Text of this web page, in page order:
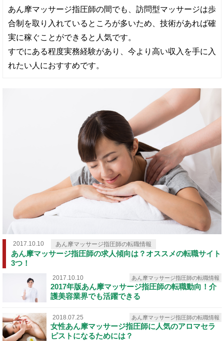
あん摩マッサージ指圧師の間でも、訪問型マッサージは歩
合制を取り入れているところが多いため、技術があれば確
実に稼ぐことができると人気です。
すでにある程度実務経験があり、今より高い収入を手に入
れたい人におすすめです。
2017.10.10 あん摩マッサージ指圧師の転職情報
あん摩マッサージ指圧師の求人傾向は？オススメの転職サイト
3つ！
2017.10.10 あん摩マッサージ指圧師の転職情報
2017年版あん摩マッサージ指圧師の転職動向！介
護美容業界でも活躍できる
2018.07.25 あん摩マッサージ指圧師の転職情報
女性あん摩マッサージ指圧師に人気のアロマセラ
ピストになるためには？